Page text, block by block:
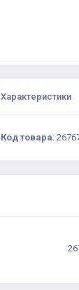
Характеристики
Код товара: